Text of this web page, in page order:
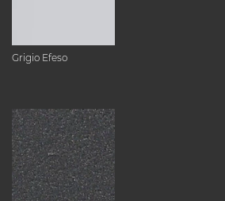
Grigio Efeso